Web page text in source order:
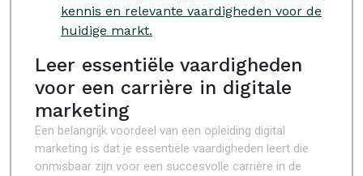
kennis en relevante vaardigheden voor de
huidige markt.
Leer essentiële vaardigheden
voor een carrière in digitale
marketing
Een belangrijk voordeel van een opleiding digital
marketing is dat je essentiële vaardigheden leert die
onmisbaar zijn voor een succesvolle carrière in de